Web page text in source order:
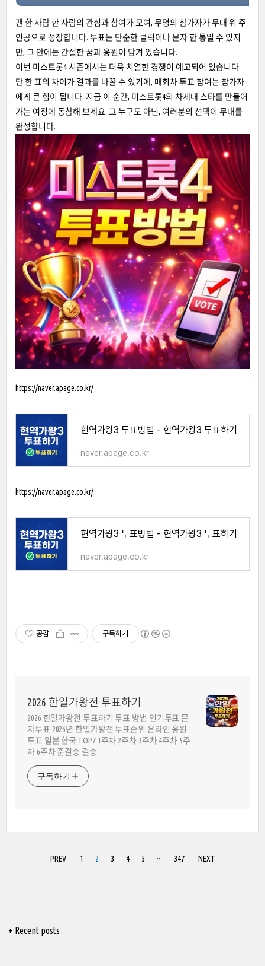
팬 한 사람 한 사람의 관심과 참여가 모여, 무명의 참가자가 무대 위 주
인공으로 성장합니다. 투표는 단순한 클릭이나 문자 한 통일 수 있지
만, 그 안에는 간절한 꿈과 응원이 담겨 있습니다.
이번 미스트롯4 시즌에서는 더욱 치열한 경쟁이 예고되어 있습니다.
단 한 표의 차이가 결과를 바꿀 수 있기에, 매회차 투표 참여는 참가자
에게 큰 힘이 됩니다. 지금 이 순간, 미스트롯4의 차세대 스타를 만들어
가는 여정에 동참해 보세요. 그 누구도 아닌, 여러분의 선택이 무대를
완성합니다.
https://naver.apage.co.kr/
현역가왕3 투표방법 - 현역가왕3 투표하기
naver.apage.co.kr
https://naver.apage.co.kr/
현역가왕3 투표방법 - 현역가왕3 투표하기
naver.apage.co.kr
공감 구독하기
2026 한일가왕전 투표하기
2026 한일가왕전 투표하기 투표 방법 인기투표 문
자투표 2026년 한일가왕전 투표순위 온라인 응원
투표 일본 한국 TOP7 1주차 2주차 3주차 4주차 5주
차 6주차 준결승 결승
구독하기
PREV 1 2 3 4 5 ··· 347 NEXT
+ Recent posts